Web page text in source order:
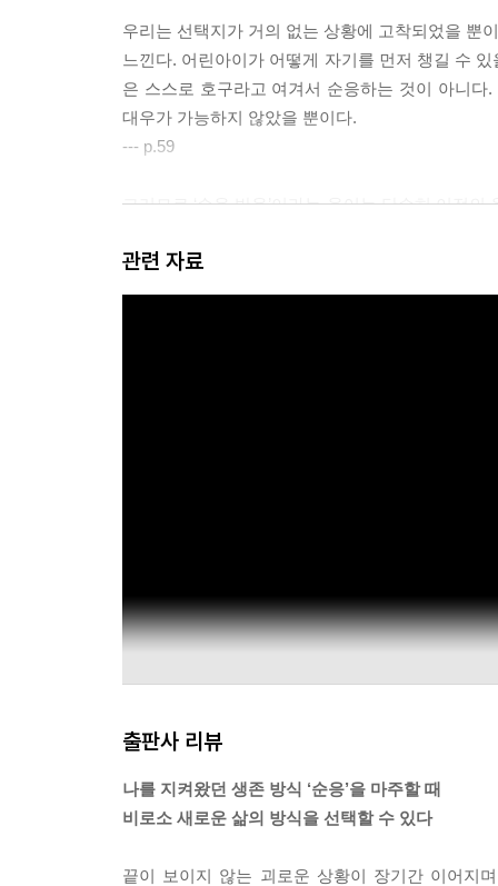
우리는 선택지가 거의 없는 상황에 고착되었을 뿐
느낀다. 어린아이가 어떻게 자기를 먼저 챙길 수
은 스스로 호구라고 여겨서 순응하는 것이 아니다
대우가 가능하지 않았을 뿐이다.
--- p.59
그러므로 ‘순응 반응’이라는 용어는 단순히 이전
--- p.63
다. 스펙트럼의 양쪽 끝에는 같은 벽이 놓여 있다.
안 된다’고 말한다. 다른 쪽 끝에서는 ‘가치가 없으
--- p.224
건강한 투쟁 반응을 깨우는 일은 순응에서 벗어
--- p.358
관련 자료
출판사 리뷰
나를 지켜왔던 생존 방식 ‘순응’을 마주할 때
비로소 새로운 삶의 방식을 선택할 수 있다
끝이 보이지 않는 괴로운 상황이 장기간 이어지